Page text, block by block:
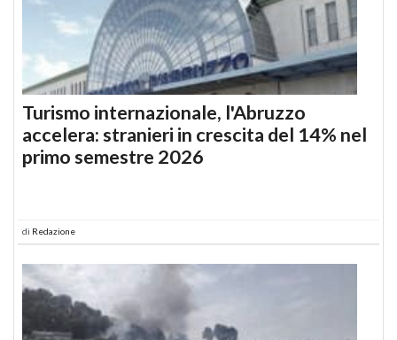
Turismo internazionale, l'Abruzzo
accelera: stranieri in crescita del 14% nel
primo semestre 2026
di Redazione